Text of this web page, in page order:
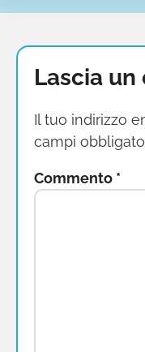
Lascia
Il tuo indirizzo
campi
Commento *